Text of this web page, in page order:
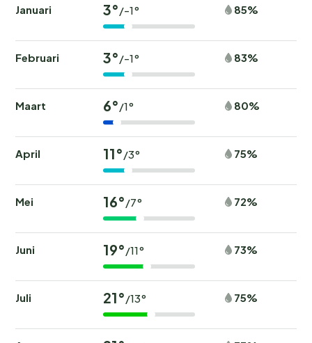
Januari 3° /-1° 85%
Februari 3° /-1° 83%
Maart 6° /1° 80%
April 11° /3° 75%
Mei 16° /7° 72%
Juni 19° /11° 73%
Juli 21° /13° 75%